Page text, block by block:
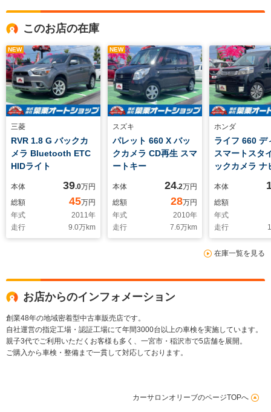
このお店の在庫
NEW
三菱
RVR 1.8 G バックカ
メラ Bluetooth ETC
HIDライト
本体 39.0万円
総額
45万円
年式
2011年
走行
9.0万km
NEW
スズキ
パレット 660 X バッ
クカメラ CD再生 スマ
ートキー
本体 24.2万円
総額
28万円
年式
2010年
走行
7.6万km
ホンダ
ライフ 660 デ
スマートスタ
ックカメラ ナ
本体
総額
年式
走行
在庫一覧を見る
お店からのインフォメーション
創業48年の地域密着型中古車販売店です。
自社運営の指定工場・認証工場にて年間3000台以上の車検を実施しています。
親子3代でご利用いただくお客様も多く、一宮市・稲沢市で5店舗を展開。
ご購入から車検・整備まで一貫して対応しております。
カーサロンオリーブのページTOPへ